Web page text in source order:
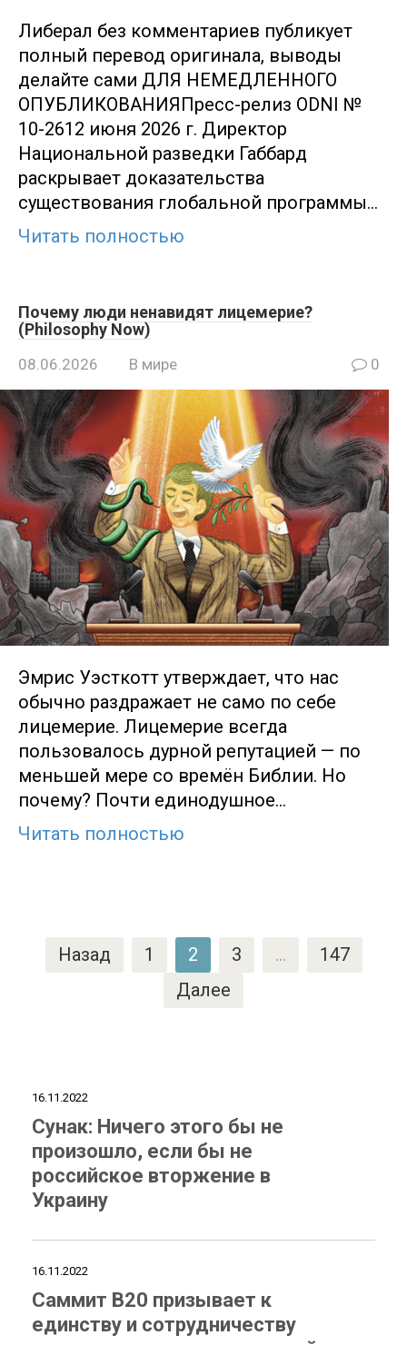
Либерал без комментариев публикует
полный перевод оригинала, выводы
делайте сами ДЛЯ НЕМЕДЛЕННОГО
ОПУБЛИКОВАНИЯПресс-релиз ODNI №
10-2612 июня 2026 г. Директор
Национальной разведки Габбард
раскрывает доказательства
существования глобальной программы…
Читать полностью
Почему люди ненавидят лицемерие?
(Philosophy Now)
08.06.2026 В мире 0
Эмрис Уэсткотт утверждает, что нас
обычно раздражает не само по себе
лицемерие. Лицемерие всегда
пользовалось дурной репутацией — по
меньшей мере со времён Библии. Но
почему? Почти единодушное…
Читать полностью
Пагинация
записей
Назад 1 2 3 …
147
Далее
16.11.2022
Сунак: Ничего этого бы не
произошло, если бы не
российское вторжение в
Украину
16.11.2022
Саммит B20 призывает к
единству и сотрудничеству